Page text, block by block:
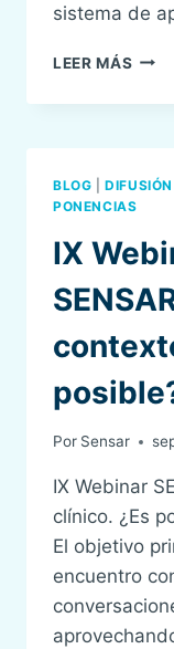
sistema de
LEER MÁS X
ÉXITO
BLOG |
PONENCIAS
IX
Por Sensar
IX Webinar
clínico. ¿Es
El objetivo
encuentro